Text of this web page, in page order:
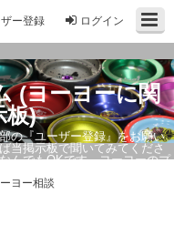
ログイン
ー登録
(ヨーヨーに関
板)
の『ユーザー登録』をお願い
当掲示板で聞いてみてくださ
んでもOKです。ヨーヨーのプ
ヨー相談